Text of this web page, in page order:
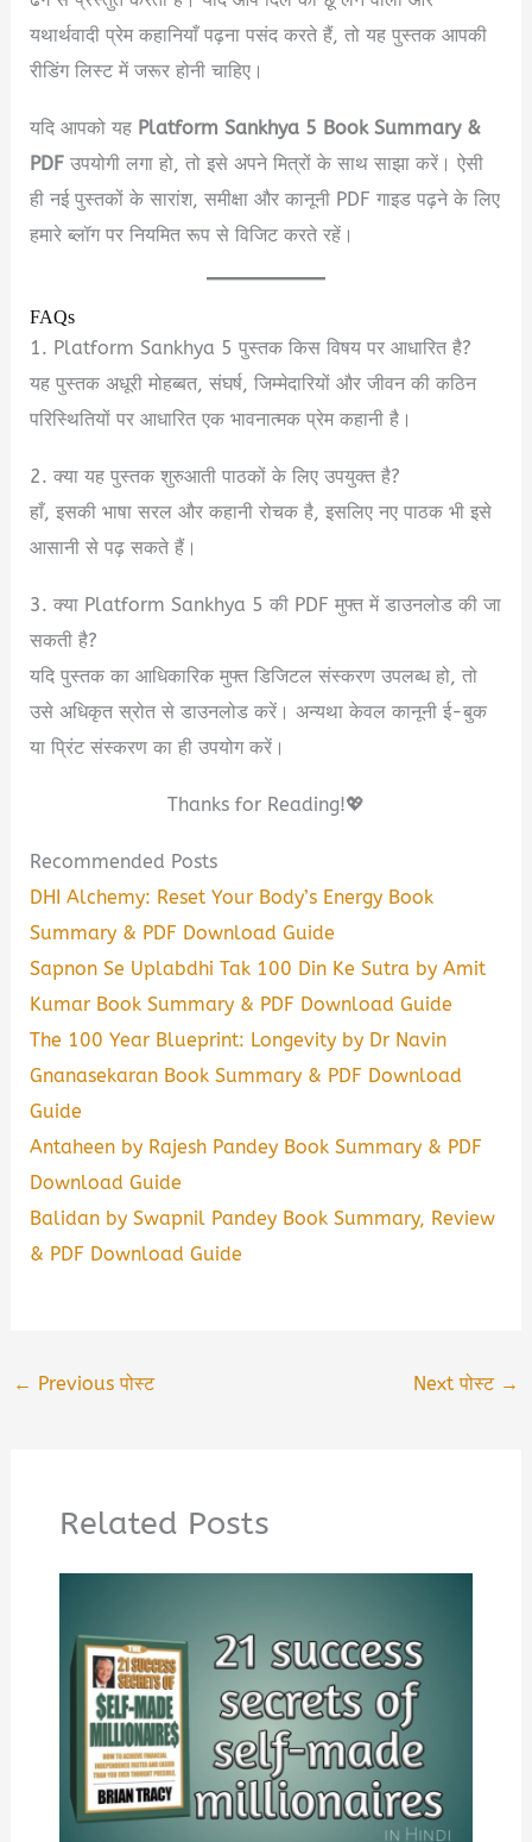
यथार्थवादी प्रेम कहानियाँ पढ़ना पसंद करते हैं, तो यह पुस्तक आपकी
रीडिंग लिस्ट में जरूर होनी चाहिए।
यदि आपको यह Platform Sankhya 5 Book Summary &
PDFउपयोगी लगा हो, तो इसे अपने मित्रों के साथ साझा करें। ऐसी
ही नई पुस्तकों के सारांश, समीक्षा और कानूनी PDF गाइड पढ़ने के लिए
हमारे ब्लॉग पर नियमित रूप से विजिट करते रहें।
FAQs
1. Platform Sankhya 5 पुस्तक किस विषय पर आधारित है?
यह पुस्तक अधूरी मोहब्बत, संघर्ष, जिम्मेदारियों और जीवन की कठिन
परिस्थितियों पर आधारित एक भावनात्मक प्रेम कहानी है।
2. क्या यह पुस्तक शुरुआती पाठकों के लिए उपयुक्त है?
हाँ, इसकी भाषा सरल और कहानी रोचक है, इसलिए नए पाठक भी इसे
आसानी से पढ़ सकते हैं।
3. क्या Platform Sankhya 5 की PDF मुफ्त में डाउनलोड की जा
सकती है?
यदि पुस्तक का आधिकारिक मुफ्त डिजिटल संस्करण उपलब्ध हो, तो
उसे अधिकृत स्रोत से डाउनलोड करें। अन्यथा केवल कानूनी ई-बुक
या प्रिंट संस्करण का ही उपयोग करें।
Thanks for Reading!💖
Recommended Posts
DHI Alchemy: Reset Your Body’s Energy Book
Summary & PDF Download Guide
Sapnon Se Uplabdhi Tak 100 Din Ke Sutra by Amit
Kumar Book Summary & PDF Download Guide
The 100 Year Blueprint: Longevity by Dr Navin
Gnanasekaran Book Summary & PDF Download
Guide
Antaheen by Rajesh Pandey Book Summary & PDF
Download Guide
Balidan by Swapnil Pandey Book Summary, Review
& PDF Download Guide
← Previous पोस्ट Next पोस्ट →
Related Posts